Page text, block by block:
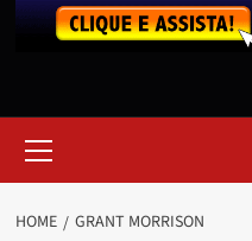
HOME GRANT MORRISON